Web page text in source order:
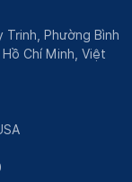
Trinh, Phường Bình
Chí Minh, Việt